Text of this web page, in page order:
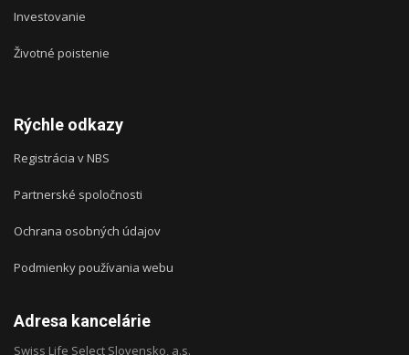
Investovanie
Životné poistenie
Rýchle odkazy
Registrácia v NBS
Partnerské spoločnosti
Ochrana osobných údajov
Podmienky používania webu
Adresa kancelárie
Swiss Life Select Slovensko, a.s.